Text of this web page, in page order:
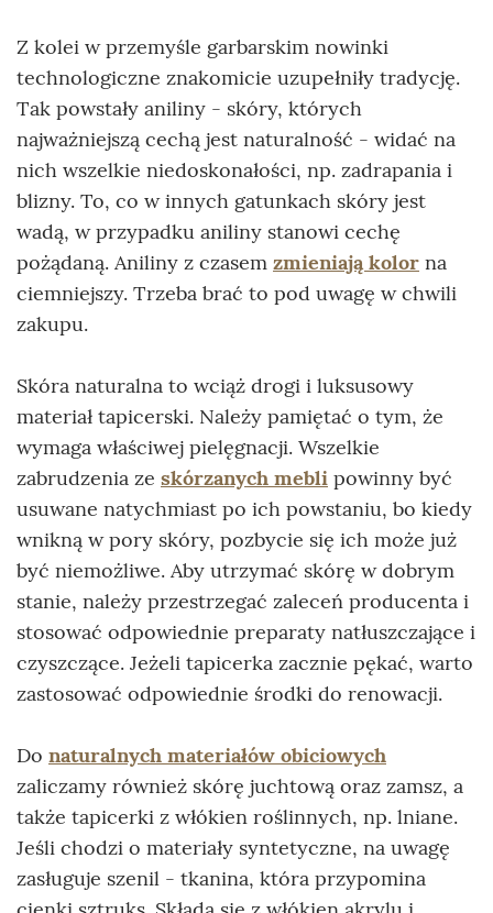
Z kolei w przemyśle garbarskim nowinki
technologiczne znakomicie uzupełniły tradycję.
Tak powstały aniliny - skóry, których
najważniejszą cechą jest naturalność - widać na
nich wszelkie niedoskonałości, np. zadrapania i
blizny. To, co w innych gatunkach skóry jest
wadą, w przypadku aniliny stanowi cechę
pożądaną. Aniliny z czasem zmieniają kolor na
ciemniejszy. Trzeba brać to pod uwagę w chwili
zakupu.
Skóra naturalna to wciąż drogi i luksusowy
materiał tapicerski. Należy pamiętać o tym, że
wymaga właściwej pielęgnacji. Wszelkie
zabrudzenia ze skórzanych mebli powinny być
usuwane natychmiast po ich powstaniu, bo kiedy
wnikną w pory skóry, pozbycie się ich może już
być niemożliwe. Aby utrzymać skórę w dobrym
stanie, należy przestrzegać zaleceń producenta i
stosować odpowiednie preparaty natłuszczające i
czyszczące. Jeżeli tapicerka zacznie pękać, warto
zastosować odpowiednie środki do renowacji.
Do naturalnych materiałów obiciowych
zaliczamy również skórę juchtową oraz zamsz, a
także tapicerki z włókien roślinnych, np. lniane.
Jeśli chodzi o materiały syntetyczne, na uwagę
zasługuje szenil - tkanina, która przypomina